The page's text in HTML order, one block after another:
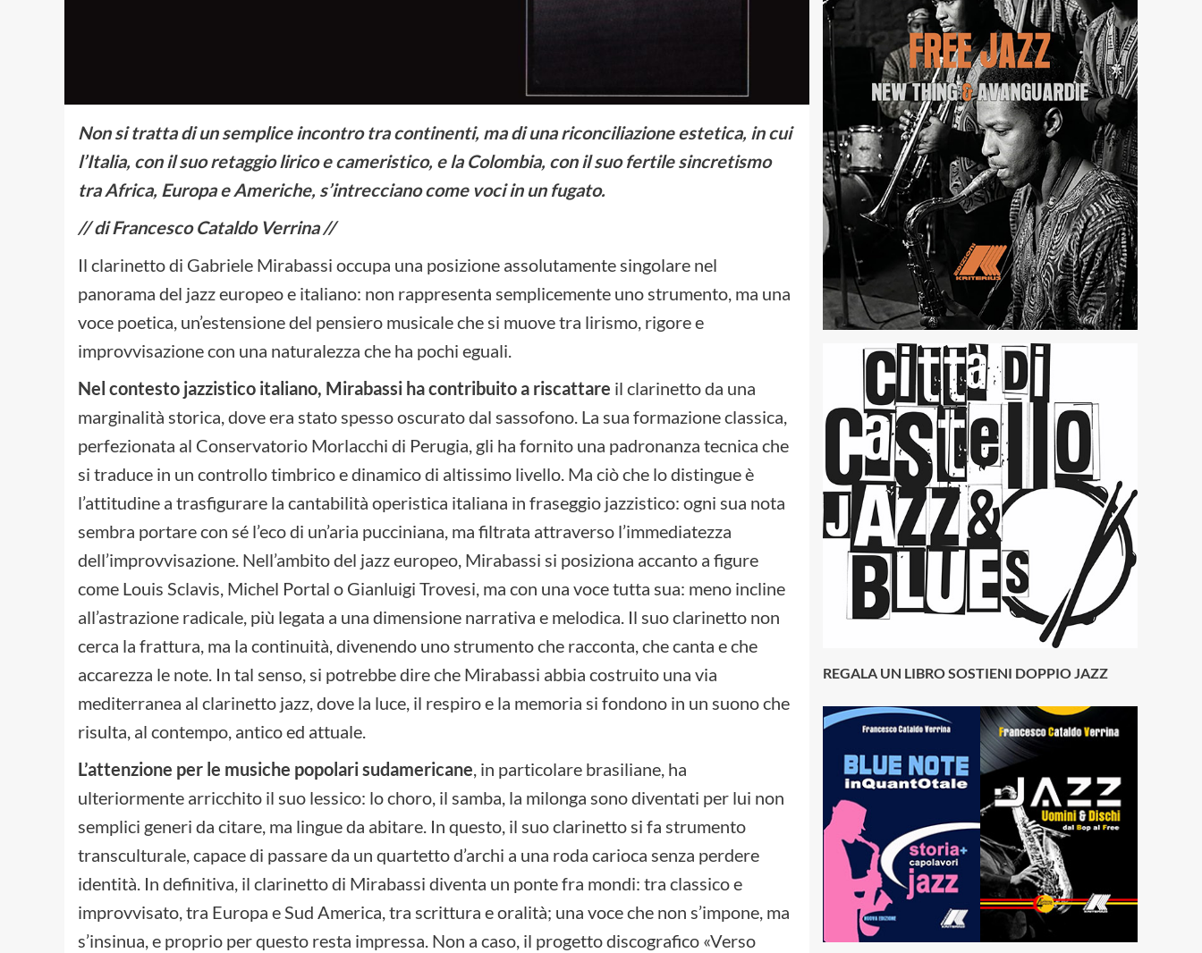
Non si tratta di un semplice incontro tra continenti, ma di una riconciliazione estetica, in cui
l’Italia, con il suo retaggio lirico e cameristico, e la Colombia, con il suo fertile sincretismo
tra Africa, Europa e Americhe, s’intrecciano come voci in un fugato.
// di Francesco Cataldo Verrina //
Il clarinetto di Gabriele Mirabassi occupa una posizione assolutamente singolare nel
panorama del jazz europeo e italiano: non rappresenta semplicemente uno strumento, ma una
voce poetica, un’estensione del pensiero musicale che si muove tra lirismo, rigore e
improvvisazione con una naturalezza che ha pochi eguali.
Nel contesto jazzistico italiano, Mirabassi ha contribuito a riscattare il clarinetto da una
marginalità storica, dove era stato spesso oscurato dal sassofono. La sua formazione classica,
perfezionata al Conservatorio Morlacchi di Perugia, gli ha fornito una padronanza tecnica che
si traduce in un controllo timbrico e dinamico di altissimo livello. Ma ciò che lo distingue è
l’attitudine a trasfigurare la cantabilità operistica italiana in fraseggio jazzistico: ogni sua nota
sembra portare con sé l’eco di un’aria pucciniana, ma filtrata attraverso l’immediatezza
dell’improvvisazione. Nell’ambito del jazz europeo, Mirabassi si posiziona accanto a figure
come Louis Sclavis, Michel Portal o Gianluigi Trovesi, ma con una voce tutta sua: meno incline
all’astrazione radicale, più legata a una dimensione narrativa e melodica. Il suo clarinetto non
cerca la frattura, ma la continuità, divenendo uno strumento che racconta, che canta e che
accarezza le note. In tal senso, si potrebbe dire che Mirabassi abbia costruito una via
mediterranea al clarinetto jazz, dove la luce, il respiro e la memoria si fondono in un suono che
risulta, al contempo, antico ed attuale.
L’attenzione per le musiche popolari sudamericane, in particolare brasiliane, ha
ulteriormente arricchito il suo lessico: lo choro, il samba, la milonga sono diventati per lui non
semplici generi da citare, ma lingue da abitare. In questo, il suo clarinetto si fa strumento
transculturale, capace di passare da un quartetto d’archi a una roda carioca senza perdere
identità. In definitiva, il clarinetto di Mirabassi diventa un ponte fra mondi: tra classico e
improvvisato, tra Europa e Sud America, tra scrittura e oralità; una voce che non s’impone, ma
s’insinua, e proprio per questo resta impressa. Non a caso, il progetto discografico «Verso
REGALA UN LIBRO SOSTIENI DOPPIO JAZZ